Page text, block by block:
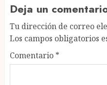
Deja un
Tu dirección de correo
Los campos obligatorios
Comentario *